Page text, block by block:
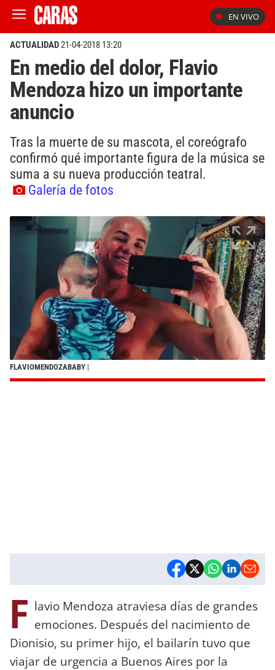
EN VIVO
ACTUALIDAD21-04-2018 13:20
En medio del dolor, Flavio
Mendoza hizo un importante
anuncio
Tras la muerte de su mascota, el coreógrafo
confirmó qué importante figura de la música se
suma a su nueva producción teatral.
Galería de fotos
FLAVIOMENDOZABABY |
F lavio Mendoza atraviesa días de grandes
emociones. Después del nacimiento de
Dionisio, su primer hijo, el bailarín tuvo que
viajar de urgencia a Buenos Aires por la